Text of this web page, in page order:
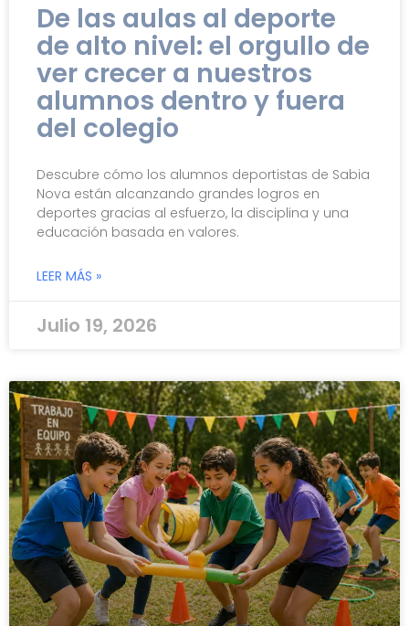
De las aulas al deporte
de alto nivel: el orgullo de
ver crecer a nuestros
alumnos dentro y fuera
del colegio
Descubre cómo los alumnos deportistas de Sabia
Nova están alcanzando grandes logros en
deportes gracias al esfuerzo, la disciplina y una
educación basada en valores.
LEER MÁS »
Julio 19, 2026